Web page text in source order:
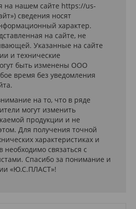
на нашем сайте https://us-
сведения носят
характер.
на сайте, не
Указанные на сайте
и технические
быть изменены ООО
время без уведомления
на то, что в ряде
могут изменить
продукции и не
Для получения точной
характеристиках и
необходимо связаться с
Спасибо за понимание и
«Ю.С.ПЛАСТ»!